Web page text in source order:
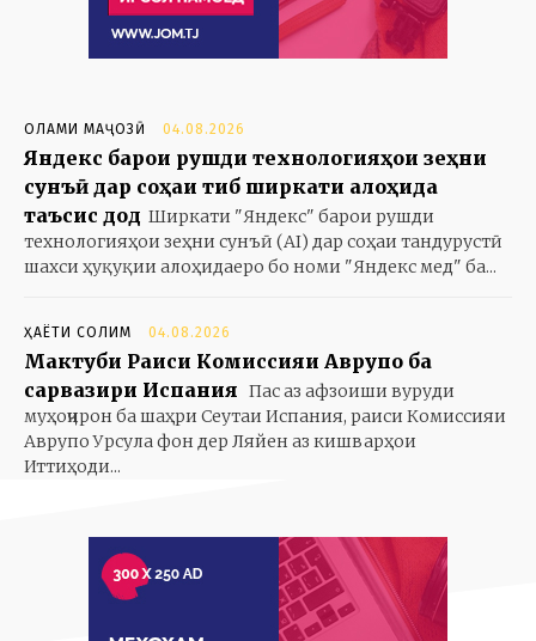
ОЛАМИ МАҶОЗӢ 04.08.2026
Яндекс барои рушди технологияҳои зеҳни
сунъӣ дар соҳаи тиб ширкати алоҳида
таъсис дод Ширкати "Яндекс" барои рушди
технологияҳои зеҳни сунъӣ (AI) дар соҳаи тандурустӣ
шахси ҳуқуқии алоҳидаеро бо номи "Яндекс мед" ба...
ҲАЁТИ СОЛИМ 04.08.2026
Мактуби Раиси Комиссияи Аврупо ба
сарвазири Испания Пас аз афзоиши вуруди
муҳоҷирон ба шаҳри Сеутаи Испания, раиси Комиссияи
Аврупо Урсула фон дер Ляйен аз кишварҳои
Иттиҳоди...